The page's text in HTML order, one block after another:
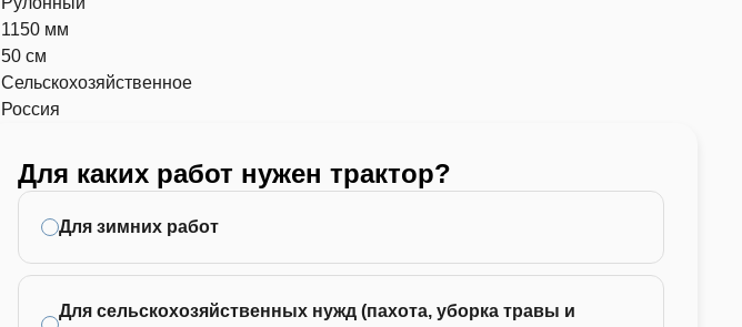
1150 мм
50 см
Сельскохозяйственное
Россия
Для каких работ нужен трактор?
Для зимних работ
Для сельскохозяйственных нужд (пахота, уборка травы и